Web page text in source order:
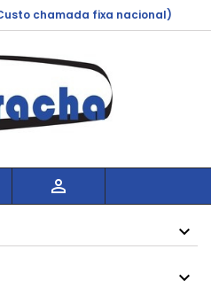
chamada fixa nacional)
